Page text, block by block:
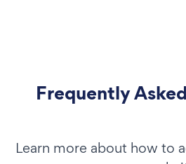
Frequently
Learn more about how to